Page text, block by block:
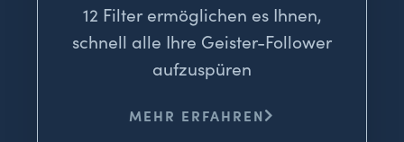
12 Filter ermöglichen es Ihnen,
schnell alle Ihre Geister-Follower
aufzuspüren
MEHR ERFAHREN